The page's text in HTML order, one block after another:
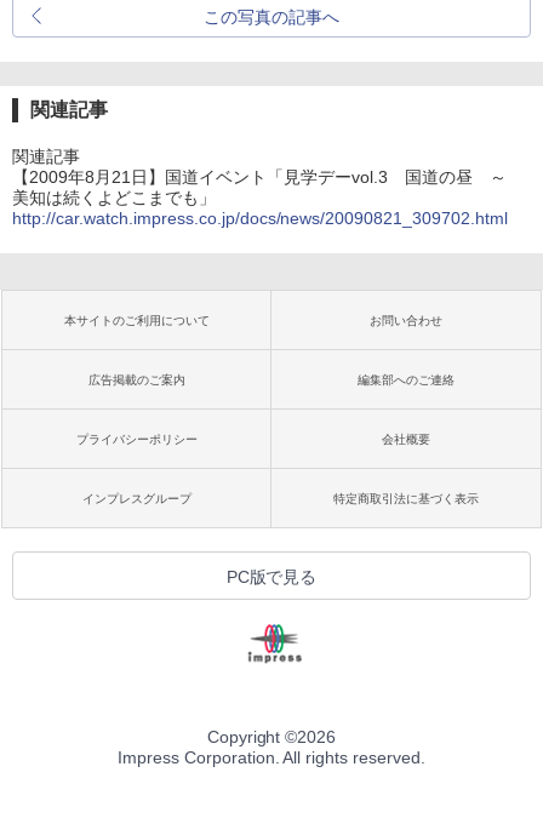
この写真の記事へ
関連記事
関連記事
【2009年8月21日】国道イベント「見学デーvol.3 国道の昼 ～
美知は続くよどこまでも」
http://car.watch.impress.co.jp/docs/news/20090821_309702.html
本サイトのご利用について お問い合わせ
広告掲載のご案内 編集部へのご連絡
プライバシーポリシー 会社概要
インプレスグループ 特定商取引法に基づく表示
PC版で見る
Copyright ©2026
Impress Corporation. All rights reserved.